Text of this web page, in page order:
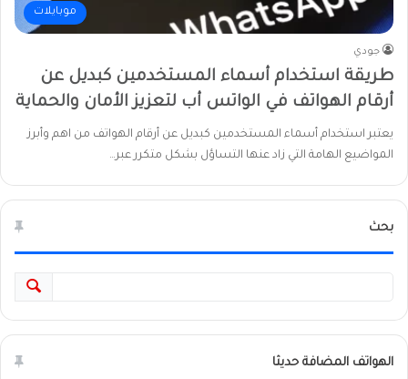
موبايلات
جودي
طريقة استخدام أسماء المستخدمين كبديل عن
أرقام الهواتف في الواتس أب لتعزيز الأمان والحماية
يعتبر استخدام أسماء المستخدمين كبديل عن أرقام الهواتف من اهم وأبرز
المواضيع الهامة التي زاد عنها التساؤل بشكل متكرر عبر…
بحث
الهواتف المضافة حديثا